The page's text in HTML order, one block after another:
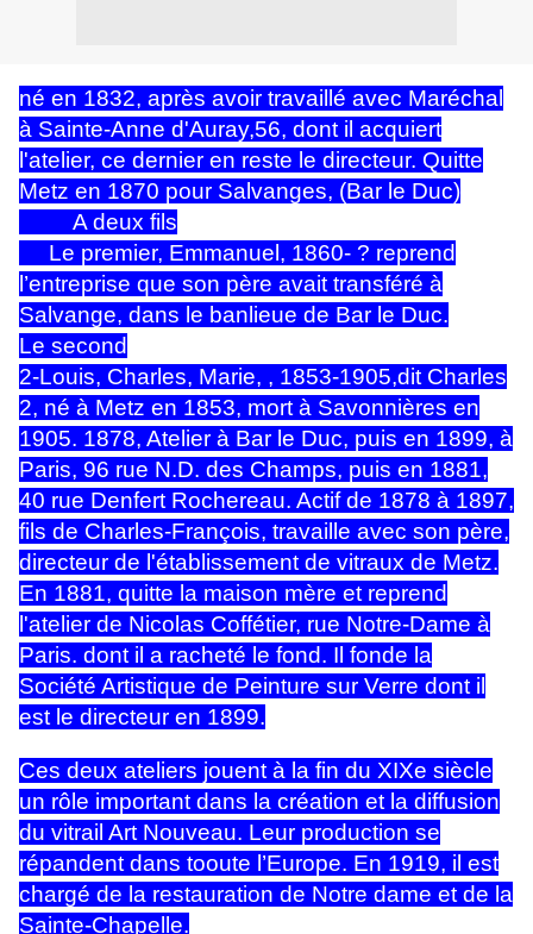
né en 1832, après avoir travaillé avec Maréchal
à Sainte-Anne d'Auray,56, dont il acquiert
l'atelier, ce dernier en reste le directeur. Quitte
Metz en 1870 pour Salvanges, (Bar le Duc)
A deux fils
Le premier, Emmanuel, 1860- ? reprend
l’entreprise que son père avait transféré à
Salvange, dans le banlieue de Bar le Duc.
Le second
2-Louis, Charles, Marie, , 1853-1905,dit Charles
2, né à Metz en 1853, mort à Savonnières en
1905. 1878, Atelier à Bar le Duc, puis en 1899, à
Paris, 96 rue N.D. des Champs, puis en 1881,
40 rue Denfert Rochereau. Actif de 1878 à 1897,
fils de Charles-François, travaille avec son père,
directeur de l'établissement de vitraux de Metz.
En 1881, quitte la maison mère et reprend
l'atelier de Nicolas Coffétier, rue Notre-Dame à
Paris. dont il a racheté le fond. Il fonde la
Société Artistique de Peinture sur Verre dont il
est le directeur en 1899.
Ces deux ateliers jouent à la fin du XIXe siècle
un rôle important dans la création et la diffusion
du vitrail Art Nouveau. Leur production se
répandent dans tooute l’Europe. En 1919, il est
chargé de la restauration de Notre dame et de la
Sainte-Chapelle.